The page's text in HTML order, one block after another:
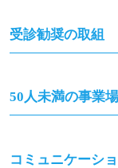
受診勧奨の取組
50人未満の事業
コミュニケーシ